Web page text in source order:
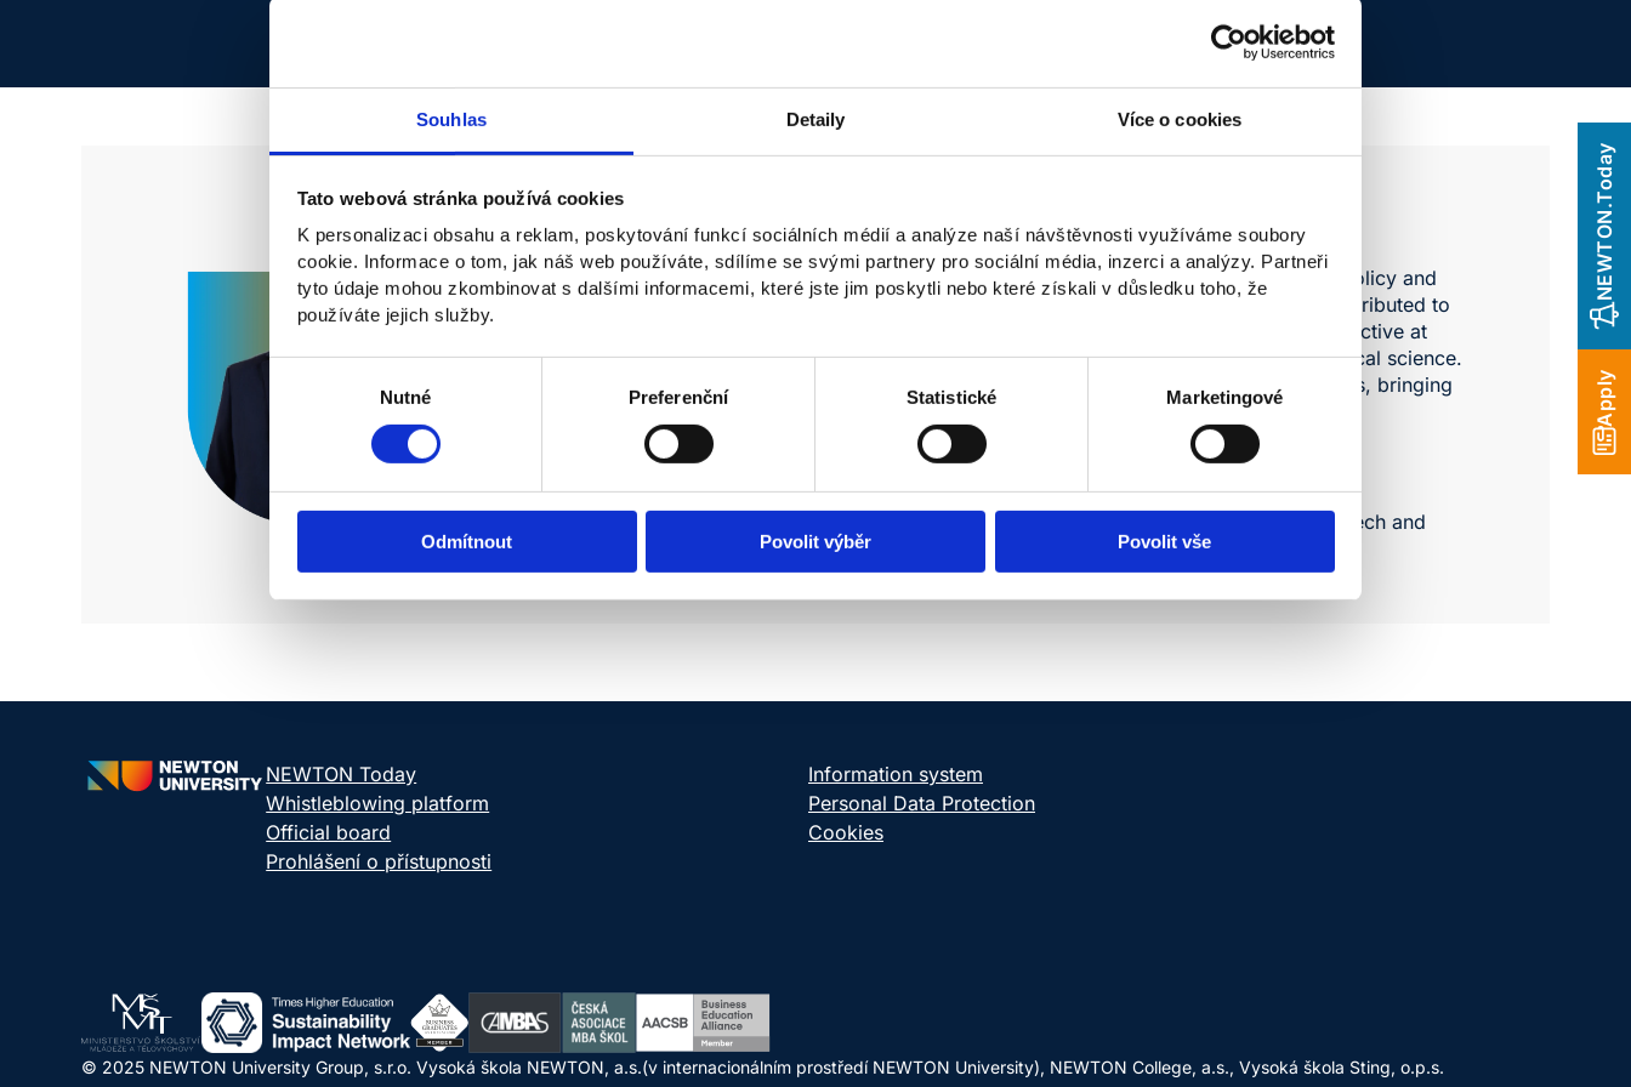
Souhlas Detaily Více o cookies
Tato webová stránka používá cookies
K personalizaci obsahu a reklam, poskytování funkcí sociálních médií a analýze naší návštěvnosti využíváme soubory
cookie. Informace o tom, jak náš web používáte, sdílíme se svými partnery pro sociální média, inzerci a analýzy. Partneři
tyto údaje mohou zkombinovat s dalšími informacemi, které jste jim poskytli nebo které získali v důsledku toho, že
používáte jejich služby.
Nutné Preferenční Statistické Marketingové
Odmítnout Povolit výběr Povolit vše
Apply
NEWTON.Today
Lukáš Valeš is an associate professor specialising in political science, economic policy and
international management. He has previously worked at several ministries and contributed to
a number of expert projects. As a lecturer and academic supervisor, he has been active at
multiple universities. He is the author of numerous publications in the field of political science.
He views NEWTON University as an institution that inspires, engages and motivates, bringing
together the best of theory and practice.
Lecturer in Political Science and International Relations, Political Analyst for Czech and
Slovak Television
NEWTON Today
Information system
Whistleblowing platform
Personal Data Protection
Official board
Cookies
Prohlášení o přístupnosti
© 2025 NEWTON University Group, s.r.o. Vysoká škola NEWTON, a.s.(v internacionálním prostředí NEWTON University), NEWTON College, a.s., Vysoká škola Sting, o.p.s.